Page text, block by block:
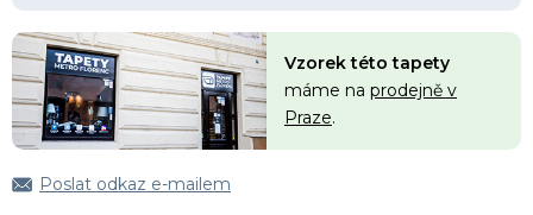
Vzorek této tapety
máme na prodejně v
Praze.
Poslat odkaz e-mailem